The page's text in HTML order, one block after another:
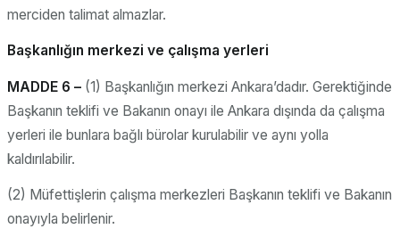
merciden talimat almazlar.
Başkanlığın merkezi ve çalışma yerleri
MADDE 6 – (1) Başkanlığın merkezi Ankara’dadır. Gerektiğinde
Başkanın teklifi ve Bakanın onayı ile Ankara dışında da çalışma
yerleri ile bunlara bağlı bürolar kurulabilir ve aynı yolla
kaldırılabilir.
(2) Müfettişlerin çalışma merkezleri Başkanın teklifi ve Bakanın
onayıyla belirlenir.